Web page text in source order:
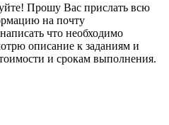
Прошу Вас прислать всю
на почту
что необходимо
описание к заданиям и
и срокам выполнения.